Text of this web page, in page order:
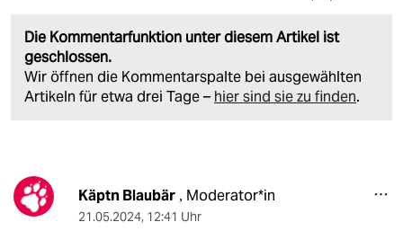
Die Kommentarfunktion unter diesem Artikel ist
geschlossen.
Wir öffnen die Kommentarspalte bei ausgewählten
Artikeln für etwa drei Tage – hier sind sie zu finden.
Käptn Blaubär, Moderator*in
21.05.2024, 12:41 Uhr